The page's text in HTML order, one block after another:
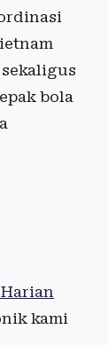
bola
Harian
kami